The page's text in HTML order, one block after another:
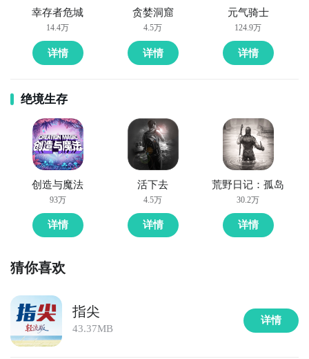
方法二： 下载九游APP，订阅指尖攻守道的开测提醒
步骤1：点击下载九游APP；
步骤2：进入APP搜索“指尖攻守道”，订阅后可及时接受
活动,礼包,开测和开放下载的提醒；
幸存者危城
14.4万
详情
贪婪洞窟
4.5万
详情
元气骑士
124.9万
详情
绝境生存
创造与魔法
93万
详情
活下去
4.5万
详情
荒野日记：孤岛
30.2万
详情
猜你喜欢
指尖
43.37MB
详情